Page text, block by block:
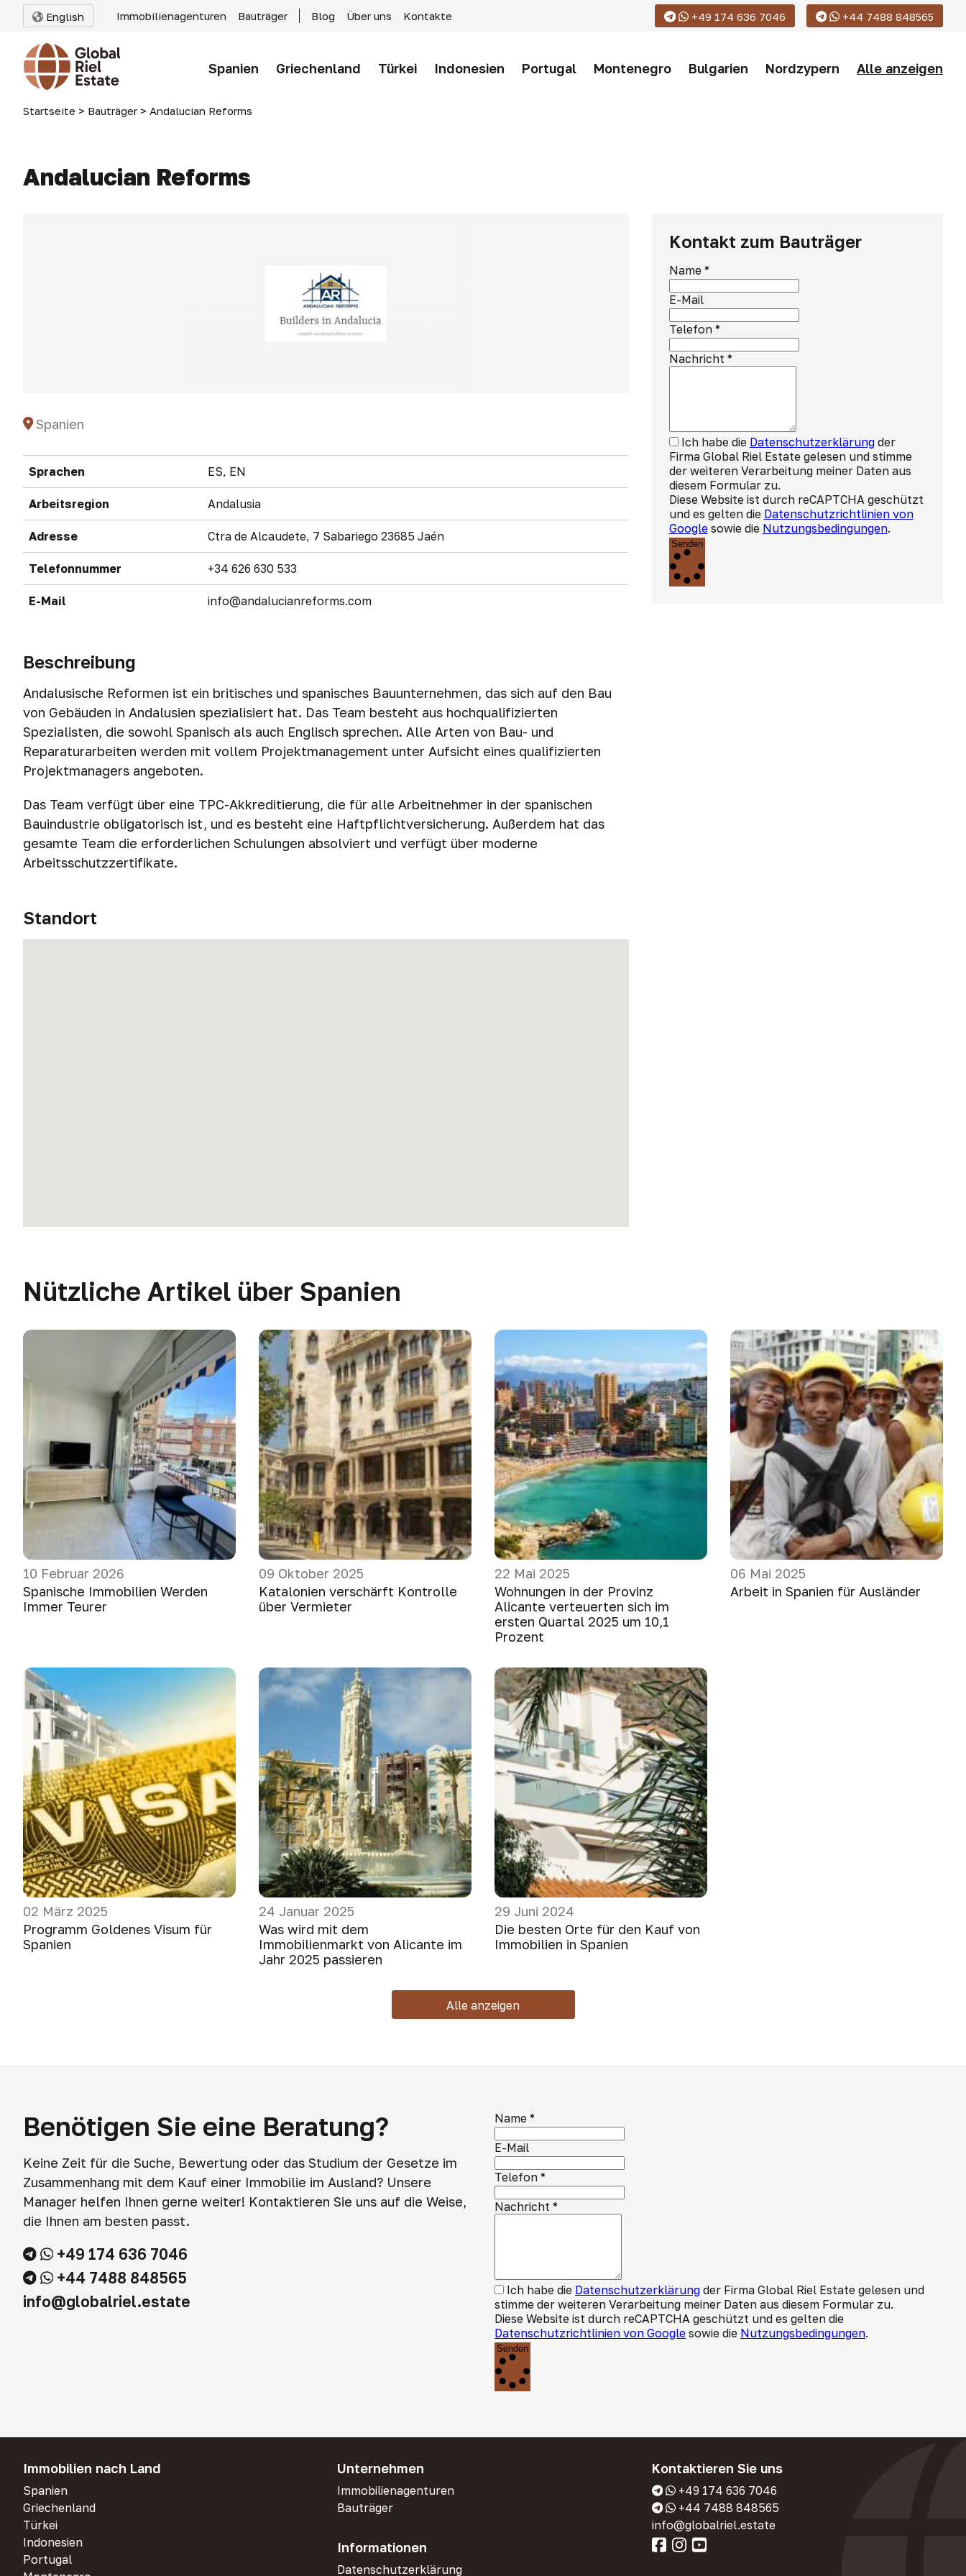
English Immobilienagenturen Bauträger Blog Über uns Kontakte +49 174 636 7046 +44 7488 848565
Spanien Griechenland Türkei Indonesien Portugal Montenegro Bulgarien Nordzypern Alle anzeigen
Startseite > Bauträger > Andalucian Reforms
Andalucian Reforms
Spanien
Sprachen ES, EN
Arbeitsregion Andalusia
Adresse Ctra de Alcaudete, 7 Sabariego 23685 Jaén
Telefonnummer +34 626 630 533
E-Mail info@andalucianreforms.com
Beschreibung
Andalusische Reformen ist ein britisches und spanisches Bauunternehmen, das sich auf den Bau
von Gebäuden in Andalusien spezialisiert hat. Das Team besteht aus hochqualifizierten
Spezialisten, die sowohl Spanisch als auch Englisch sprechen. Alle Arten von Bau- und
Reparaturarbeiten werden mit vollem Projektmanagement unter Aufsicht eines qualifizierten
Projektmanagers angeboten.
Das Team verfügt über eine TPC-Akkreditierung, die für alle Arbeitnehmer in der spanischen
Bauindustrie obligatorisch ist, und es besteht eine Haftpflichtversicherung. Außerdem hat das
gesamte Team die erforderlichen Schulungen absolviert und verfügt über moderne
Arbeitsschutzzertifikate.
Standort
Kontakt zum Bauträger
Name*
E-Mail
Telefon*
Nachricht *
Ich habe die Datenschutzerklärungder
Firma Global Riel Estate gelesen und stimme
der weiteren Verarbeitung meiner Daten aus
diesem Formular zu.
Diese Website ist durch reCAPTCHA geschützt
und es gelten die Datenschutzrichtlinien von
Googlesowie die Nutzungsbedingungen.
Senden
Nützliche Artikel über Spanien
10 Februar 2026
Spanische Immobilien Werden
Immer Teurer
09 Oktober 2025
Katalonien verschärft Kontrolle
über Vermieter
22 Mai 2025
Wohnungen in der Provinz
Alicante verteuerten sich im
ersten Quartal 2025 um 10,1
Prozent
06 Mai 2025
Arbeit in Spanien für Ausländer
02 März 2025
Programm Goldenes Visum für
Spanien
24 Januar 2025
Was wird mit dem
Immobilienmarkt von Alicante im
Jahr 2025 passieren
29 Juni 2024
Die besten Orte für den Kauf von
Immobilien in Spanien
Alle anzeigen
Benötigen Sie eine Beratung?
Keine Zeit für die Suche, Bewertung oder das Studium der Gesetze im
Zusammenhang mit dem Kauf einer Immobilie im Ausland? Unsere
Manager helfen Ihnen gerne weiter! Kontaktieren Sie uns auf die Weise,
die Ihnen am besten passt.
+49 174 636 7046
+44 7488 848565
info@globalriel.estate
Name *
E-Mail
Telefon *
Nachricht *
Ich habe die Datenschutzerklärung der Firma Global Riel Estate gelesen und
stimme der weiteren Verarbeitung meiner Daten aus diesem Formular zu.
Diese Website ist durch reCAPTCHA geschützt und es gelten die
Datenschutzrichtlinien von Google sowie die Nutzungsbedingungen.
Senden
Immobilien nach Land
Spanien
Griechenland
Türkei
Indonesien
Portugal
Unternehmen
Immobilienagenturen
Bauträger
Informationen
Datenschutzerklärung
Kontaktieren Sie uns
+49 174 636 7046
+44 7488 848565
info@globalriel.estate